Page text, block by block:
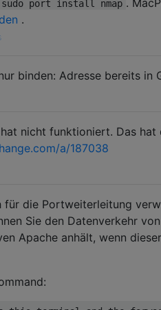
sudo port install nmap
.
binden: Adresse bereits in
nicht funktioniert. Das hat
a/187038
für die Portweiterleitung
Sie den Datenverkehr
Apache anhält, wenn